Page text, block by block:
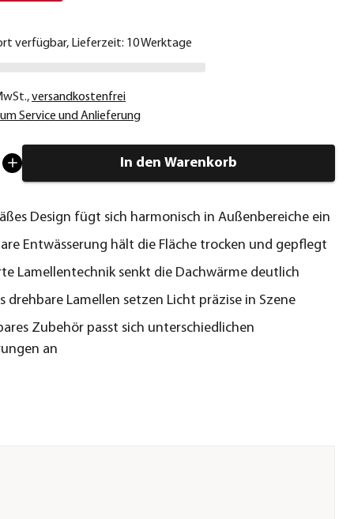
verfügbar, Lieferzeit: 10 Werktage
,versandkostenfrei
Service und Anlieferung
In den Warenkorb
Design fügt sich harmonisch in Außenbereiche ein
Entwässerung hält die Fläche trocken und gepflegt
Lamellentechnik senkt die Dachwärme deutlich
drehbare Lamellen setzen Licht präzise in Szene
Zubehör passt sich unterschiedlichen
an